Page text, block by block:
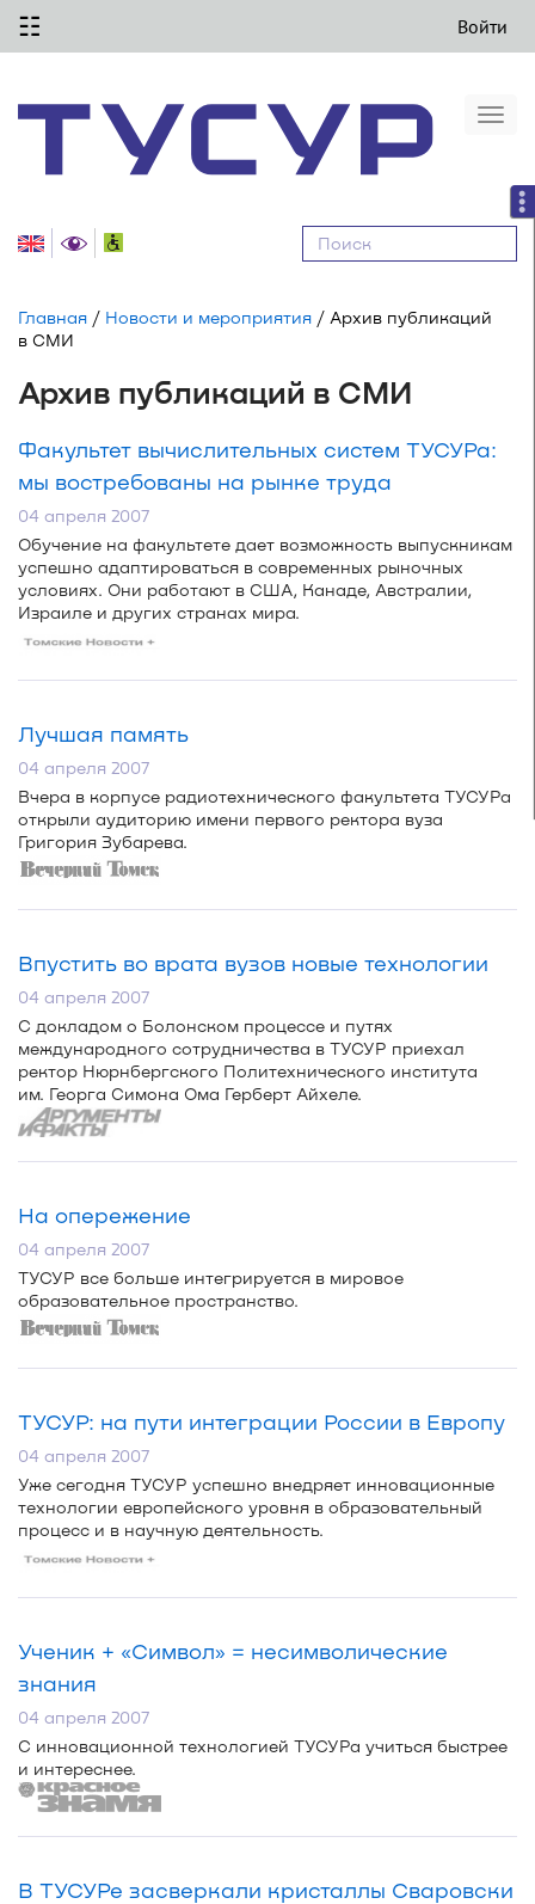
☷ Войти
Главная / Новости и мероприятия / Архив публикаций
в СМИ
Архив публикаций в СМИ
Факультет вычислительных систем ТУСУРа:
мы востребованы на рынке труда
04 апреля 2007
Обучение на факультете дает возможность выпускникам
успешно адаптироваться в современных рыночных
условиях. Они работают в США, Канаде, Австралии,
Израиле и других странах мира.
Лучшая память
04 апреля 2007
Вчера в корпусе радиотехнического факультета ТУСУРа
открыли аудиторию имени первого ректора вуза
Григория Зубарева.
Впустить во врата вузов новые технологии
04 апреля 2007
С докладом о Болонском процессе и путях
международного сотрудничества в ТУСУР приехал
ректор Нюрнбергского Политехнического института
им. Георга Симона Ома Герберт Айхеле.
На опережение
04 апреля 2007
ТУСУР все больше интегрируется в мировое
образовательное пространство.
ТУСУР: на пути интеграции России в Европу
04 апреля 2007
Уже сегодня ТУСУР успешно внедряет инновационные
технологии европейского уровня в образовательный
процесс и в научную деятельность.
Ученик + «Символ» = несимволические
знания
04 апреля 2007
С инновационной технологией ТУСУРа учиться быстрее
и интереснее.
В ТУСУРе засверкали кристаллы Сваровски